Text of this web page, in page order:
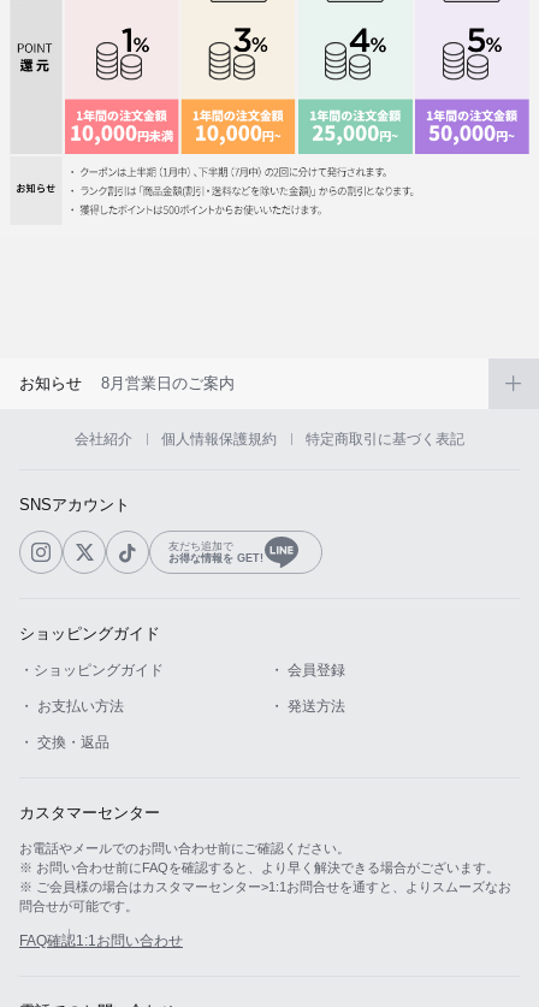
お知らせ 8月営業日のご案内
会社紹介 個人情報保護規約 特定商取引に基づく表記
SNSアカウント
友だち追加で
お得な情報を GET!
ショッピングガイド
・ショッピングガイド ・ 会員登録
・ お支払い方法 ・ 発送方法
・ 交換・返品
カスタマーセンター
お電話やメールでのお問い合わせ前にご確認ください。
※ お問い合わせ前にFAQを確認すると、より早く解決できる場合がございます。
※ ご会員様の場合はカスタマーセンター>1:1お問合せを通すと、よりスムーズなお
問合せが可能です。
FAQ確認1:1お問い合わせ